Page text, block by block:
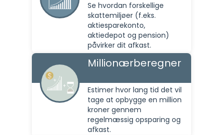
Se hvordan forskellige
skattemiljøer (f.eks.
aktiesparekonto,
aktiedepot og pension)
påvirker dit afkast.
Millionærberegner
Estimer hvor lang tid det vil
tage at opbygge en million
kroner gennem
regelmæssig opsparing og
afkast.